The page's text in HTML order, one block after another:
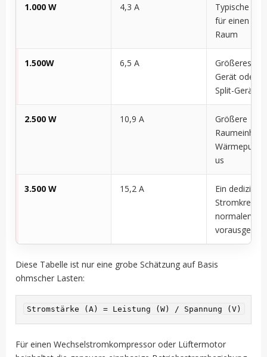
1.000 W 4,3 A
Typische
für einen
Raum
1.500W 6,5 A
Größeres
Gerät oder
Split-Gerät
2.500 W 10,9 A
Größere
Raumeinheit
us
3.500 W 15,2 A
Ein
Stromkreis
Diese Tabelle ist nur eine grobe Schätzung auf Basis
ohmscher Lasten:
Für einen Wechselstromkompressor oder Lüftermotor